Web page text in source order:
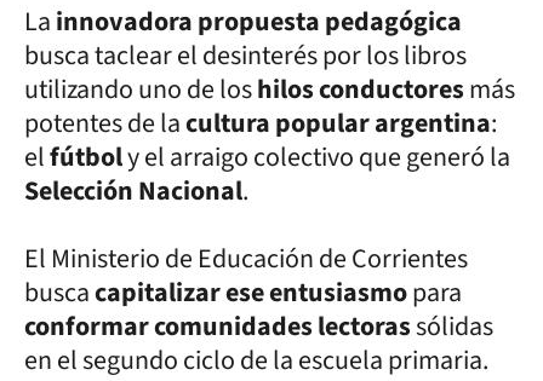
Lainnovadora propuesta pedagógica
busca taclear el desinterés por los libros
utilizando uno de loshilos conductoresmás
potentes de lacultura popular argentina:
elfútboly el arraigo colectivo que generó la
Selección Nacional.
El Ministerio de Educación de Corrientes
buscacapitalizar ese entusiasmopara
conformar comunidades lectorassólidas
en el segundo ciclo de la escuela primaria.